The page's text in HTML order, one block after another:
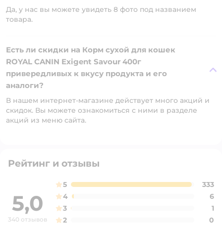
Да, у нас вы можете увидеть 8 фото под названием
товара.
Есть ли скидки на Корм сухой для кошек
ROYAL CANIN Exigent Savour 400г
привередливых к вкусу продукта и его
аналоги?
В нашем интернет-магазине действует много акций и
скидок. Вы можете ознакомиться с ними в разделе
акций из меню сайта.
Рейтинг и отзывы
5,0
340 отзывов
5
333
4
6
3
1
2
0